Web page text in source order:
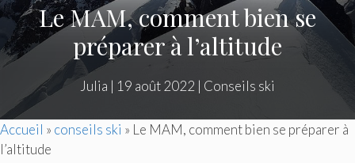
Le MAM, comment bien se
préparer à l’altitude
Julia | 19 août 2022 | Conseils ski
Accueil » conseils ski » Le MAM, comment bien se préparer à
l’altitude